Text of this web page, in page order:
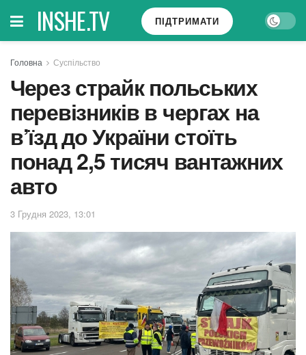
INSHE.TV ПІДТРИМАТИ
Головна Суспільство
Через страйк польських
перевізників в чергах на
в’їзд до України стоїть
понад 2,5 тисяч вантажних
авто
3 Грудня 2023, 13:01